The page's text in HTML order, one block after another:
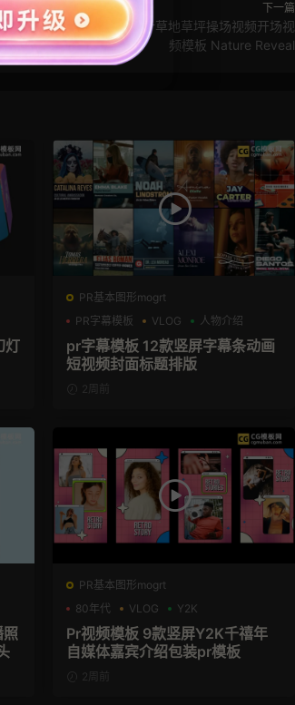
下一篇
物LOGO 热带针叶林绿叶草地草坪操场视频开场视
频模板 Nature Reveal
灯
PR基本图形mogrt
PR字幕模板
VLOG 人物介绍
pr字幕模板 12款竖屏字幕条动画
短视频封面标题排版
2周前
照
PR基本图形mogrt
80年代
VLOG Y2K
Pr视频模板 9款竖屏Y2K千禧年
自媒体嘉宾介绍包装pr模板
2周前